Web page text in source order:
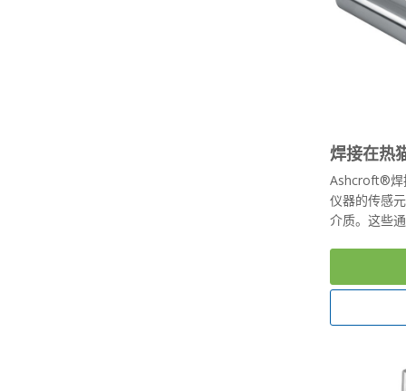
焊接在热
Ashcroft®焊
仪器的传感
介质。这些